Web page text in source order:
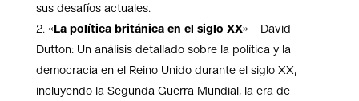
sus desafíos actuales.
«La política británica en el siglo XX» – David
Dutton: Un análisis detallado sobre la política y la
democracia en el Reino Unido durante el siglo XX,
incluyendo la Segunda Guerra Mundial, la era de